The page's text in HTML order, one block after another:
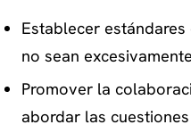
Establecer
no sean
Promover la
abordar las